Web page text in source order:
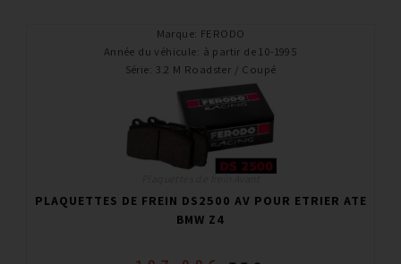
Marque: FERODO
Année du véhicule: à partir de 10-1995
Série: 3.2 M Roadster / Coupé
PLAQUETTES DE FREIN DS2500 AV POUR ETRIER ATE
BMW Z4